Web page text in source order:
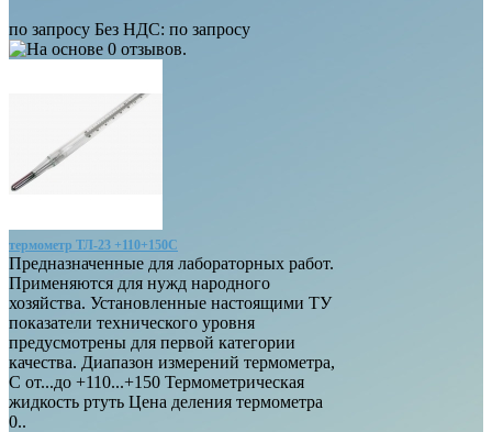
по запросу Без НДС: по запросу
термометр ТЛ-23 +110+150С
Предназначенные для лабораторных работ.
Применяются для нужд народного
хозяйства. Установленные настоящими ТУ
показатели технического уровня
предусмотрены для первой категории
качества. Диапазон измерений термометра,
С от...до +110...+150 Термометрическая
жидкость ртуть Цена деления термометра
0..